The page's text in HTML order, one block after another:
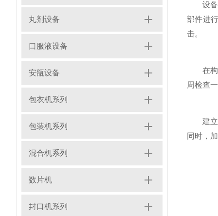
丸剂设备
口服液设备
安瓿设备
包衣机系列
包装机系列
混合机系列
数片机
封口机系列
设备运
部件进
击。
在构建
周检查
建立设
同时，